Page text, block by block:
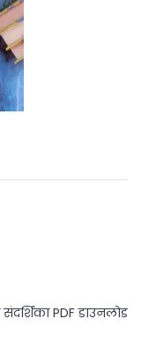
PDF डाउनलोड